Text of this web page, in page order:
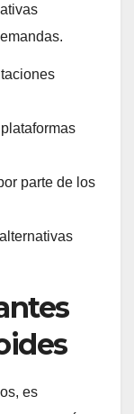
parte de los
es